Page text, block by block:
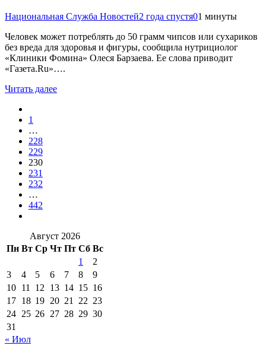
Национальная Служба Новостей2 года спустя01 минуты
Человек может потреблять до 50 грамм чипсов или сухариков
без вреда для здоровья и фигуры, сообщила нутрициолог
«Клиники Фомина» Олеся Барзаева. Ее слова приводит
«Газета.Ru»….
Читать далее
1
…
228
229
230
231
232
…
442
Август 2026
Пн Вт Ср Чт Пт Сб Вс
1
2
3
4 5 6 7 8
9
10 11 12 13 14 15 16
17 18 19 20 21 22 23
24 25 26 27 28 29 30
31
« Июл